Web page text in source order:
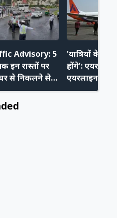
Advisory: 5
इन रास्तों पर
से निकलने से
'यात्रियों के
होंगे': एयरपोर्ट
एयरलाइन
बोले Akasa